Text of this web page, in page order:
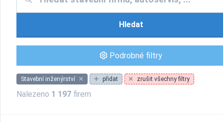
Hledat
Podrobné filtry
Stavební inženýrství přidat zrušit všechny filtry
Nalezeno 1 197 firem